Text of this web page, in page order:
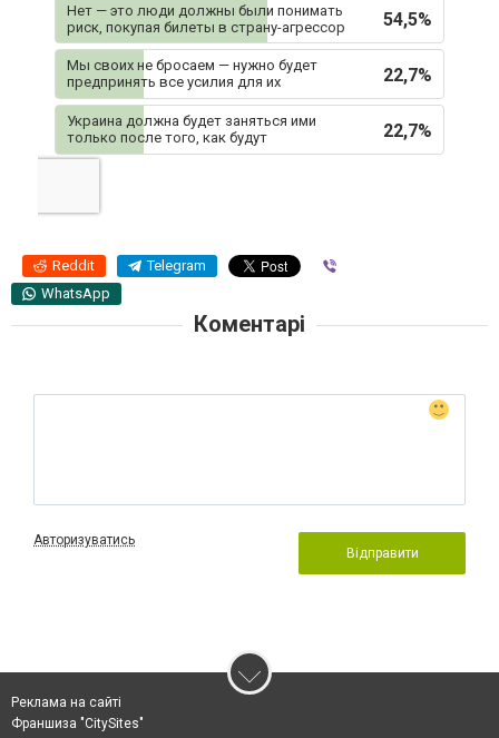
54,5%
Нет — это люди должны были понимать
риск, покупая билеты в страну-агрессор
22,7%
Мы своих не бросаем — нужно будет
предпринять все усилия для их
освобождения
22,7%
Украина должна будет заняться ими
только после того, как будут
освобождены реальные
Reddit Telegram
WhatsApp
Коментарі
Авторизуватись
Відправити
Реклама на сайті
Франшиза "CitySites"